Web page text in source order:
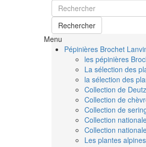
Rechercher
Menu
Pépinières Brochet
les pépinières
La sélection des
la sélection des
Collection de
Collection de
Collection de
Collection
Collection
Les plantes alpines